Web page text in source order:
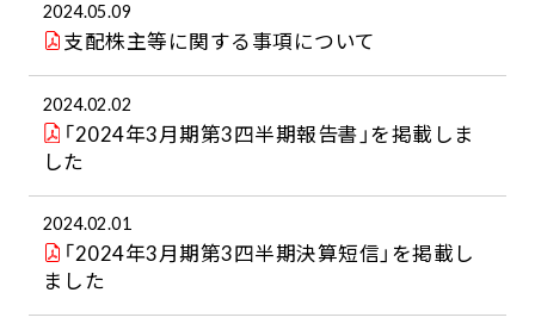
2024.05.09
支配株主等に関する事項について
2024.02.02
「2024年3月期第3四半期報告書」を掲載しま
した
2024.02.01
「2024年3月期第3四半期決算短信」を掲載し
ました